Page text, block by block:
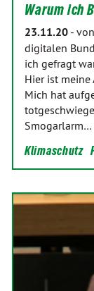
Warum ich
23.11.20 -
digitalen
ich gefragt
Hier ist meine
Mich hat
Smogarlarm…
Klimaschutz